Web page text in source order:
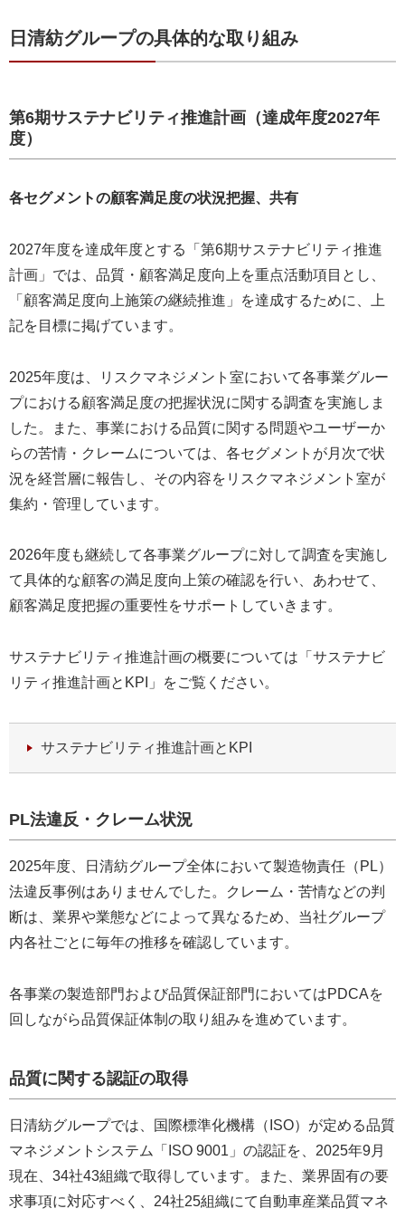
日清紡グループの具体的な取り組み
第6期サステナビリティ推進計画（達成年度2027年
度）
各セグメントの顧客満足度の状況把握、共有
2027年度を達成年度とする「第6期サステナビリティ推進
計画」では、品質・顧客満足度向上を重点活動項目とし、
「顧客満足度向上施策の継続推進」を達成するために、上
記を目標に掲げています。
2025年度は、リスクマネジメント室において各事業グルー
プにおける顧客満足度の把握状況に関する調査を実施しま
した。また、事業における品質に関する問題やユーザーか
らの苦情・クレームについては、各セグメントが月次で状
況を経営層に報告し、その内容をリスクマネジメント室が
集約・管理しています。
2026年度も継続して各事業グループに対して調査を実施し
て具体的な顧客の満足度向上策の確認を行い、あわせて、
顧客満足度把握の重要性をサポートしていきます。
サステナビリティ推進計画の概要については「サステナビ
リティ推進計画とKPI」をご覧ください。
サステナビリティ推進計画とKPI
PL法違反・クレーム状況
2025年度、日清紡グループ全体において製造物責任（PL）
法違反事例はありませんでした。クレーム・苦情などの判
断は、業界や業態などによって異なるため、当社グループ
内各社ごとに毎年の推移を確認しています。
各事業の製造部門および品質保証部門においてはPDCAを
回しながら品質保証体制の取り組みを進めています。
品質に関する認証の取得
日清紡グループでは、国際標準化機構（ISO）が定める品質
マネジメントシステム「ISO 9001」の認証を、2025年9月
現在、34社43組織で取得しています。また、業界固有の要
求事項に対応すべく、24社25組織にて自動車産業品質マネ